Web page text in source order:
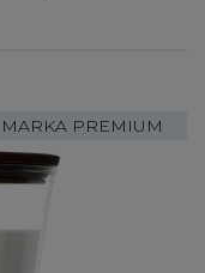
MARKA PREMIUM